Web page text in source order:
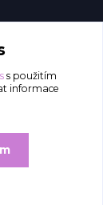
s použitím
informace